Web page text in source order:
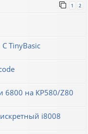
1 2
TinyBasic
6800 на КР580/Z80
i8008